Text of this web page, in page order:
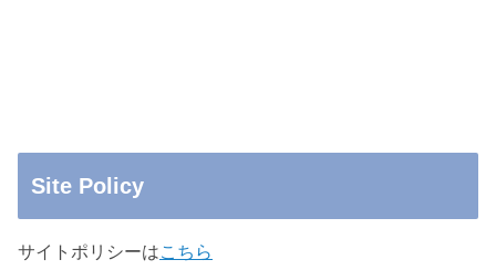
Site Policy
サイトポリシーはこちら